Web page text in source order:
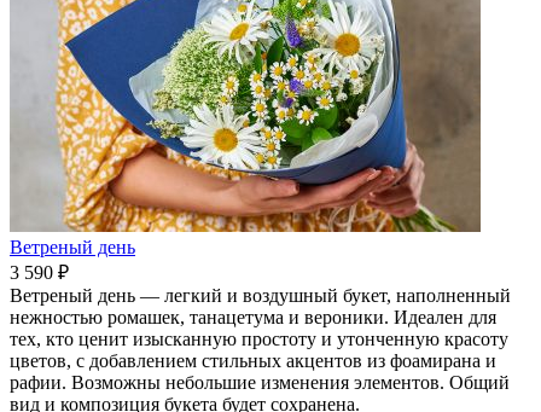
Ветреный день
3 590 ₽
Ветреный день — легкий и воздушный букет, наполненный
нежностью ромашек, танацетума и вероники. Идеален для
тех, кто ценит изысканную простоту и утонченную красоту
цветов, с добавлением стильных акцентов из фоамирана и
рафии. Возможны небольшие изменения элементов. Общий
вид и композиция букета будет сохранена.